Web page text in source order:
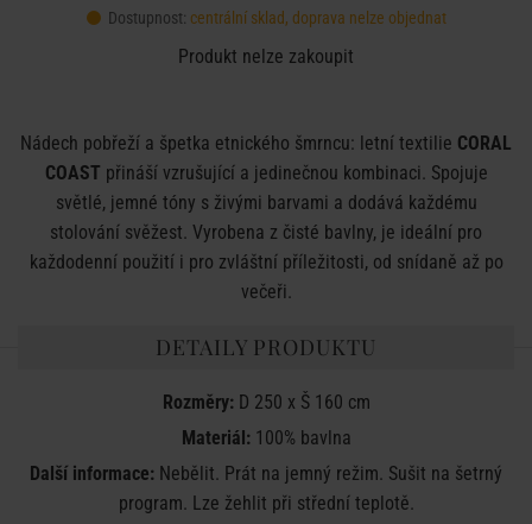
Dostupnost: centrální sklad, doprava nelze objednat
Produkt nelze zakoupit
Nádech pobřeží a špetka etnického šmrncu: letní textilie CORAL
COAST přináší vzrušující a jedinečnou kombinaci. Spojuje
světlé, jemné tóny s živými barvami a dodává každému
stolování svěžest. Vyrobena z čisté bavlny, je ideální pro
každodenní použití i pro zvláštní příležitosti, od snídaně až po
večeři.
DETAILY PRODUKTU
Rozměry: D 250 x Š 160 cm
Materiál:100% bavlna
Další informace: Nebělit. Prát na jemný režim. Sušit na šetrný
program. Lze žehlit při střední teplotě.